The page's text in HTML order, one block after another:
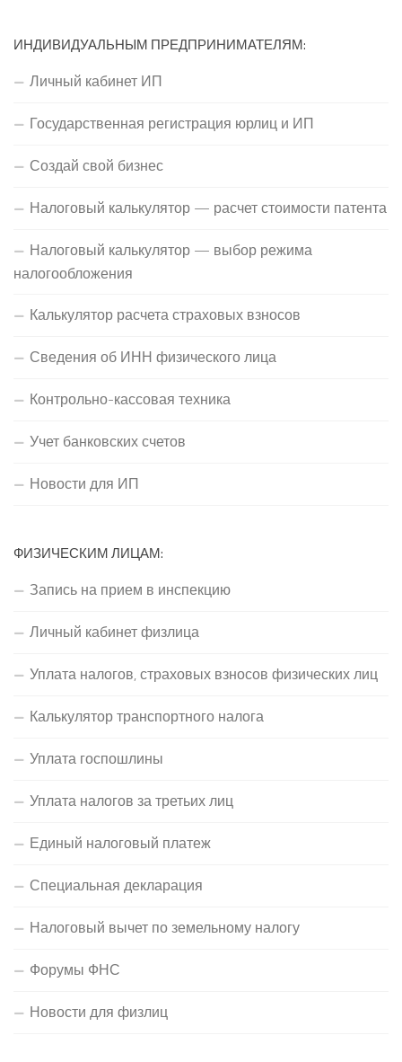
ИНДИВИДУАЛЬНЫМ ПРЕДПРИНИМАТЕЛЯМ:
Личный кабинет ИП
Государственная регистрация юрлиц и ИП
Создай свой бизнес
Налоговый калькулятор — расчет стоимости патента
Налоговый калькулятор — выбор режима
налогообложения
Калькулятор расчета страховых взносов
Сведения об ИНН физического лица
Контрольно-кассовая техника
Учет банковских счетов
Новости для ИП
ФИЗИЧЕСКИМ ЛИЦАМ:
Запись на прием в инспекцию
Личный кабинет физлица
Уплата налогов, страховых взносов физических лиц
Калькулятор транспортного налога
Уплата госпошлины
Уплата налогов за третьих лиц
Единый налоговый платеж
Специальная декларация
Налоговый вычет по земельному налогу
Форумы ФНС
Новости для физлиц